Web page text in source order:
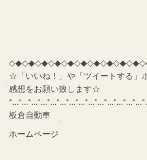
☆「いいね！」や「ツイートする」
感想をお願い致します☆
板倉自動車
ホームページ